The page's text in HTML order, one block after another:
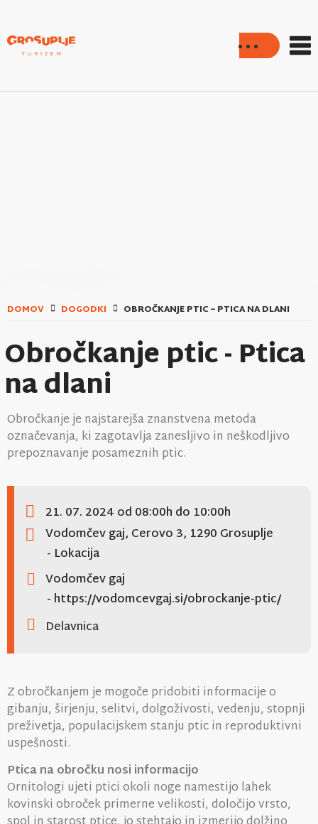
DOMOV DOGODKI OBROČKANJE PTIC – PTICA NA DLANI
Obročkanje ptic - Ptica
na dlani
Obročkanje je najstarejša znanstvena metoda
označevanja, ki zagotavlja zanesljivo in neškodljivo
prepoznavanje posameznih ptic.
21. 07. 2024 od 08:00h do 10:00h
Vodomčev gaj, Cerovo 3, 1290 Grosuplje
- Lokacija
Vodomčev gaj
- https://vodomcevgaj.si/obrockanje-ptic/
Delavnica
Z obročkanjem je mogoče pridobiti informacije o
gibanju, širjenju, selitvi, dolgoživosti, vedenju, stopnji
preživetja, populacijskem stanju ptic in reproduktivni
uspešnosti.
Ptica na obročku nosi informacijo
Ornitologi ujeti ptici okoli noge namestijo lahek
kovinski obroček primerne velikosti, določijo vrsto,